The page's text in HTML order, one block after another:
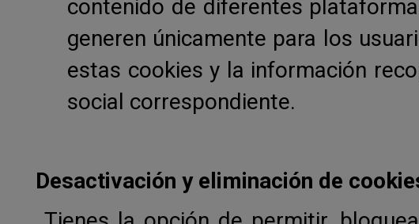
contenido de diferentes
generen únicamente para los
estas cookies y la información
social correspondiente.
Desactivación y eliminación de